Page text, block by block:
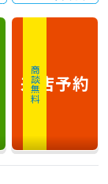
商談無料
来店予約